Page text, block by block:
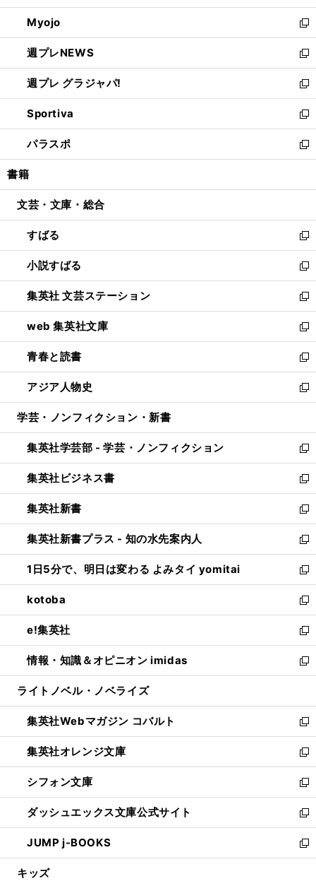
開
く
ウ
で
開
く
ン
ド
ウ
で
開
く
ウ
ィ
ン
ド
ウ
で
開
く
Myojo
新
し
い
ウ
ィ
ン
ド
ウ
で
開
週プレNEWS
新
し
い
ウ
ィ
ン
ド
ウ
開
週プレ グラジャパ!
新
し
い
ウ
ィ
ン
ウ
開
く
Sportiva
新
し
い
ウ
ン
ウ
で
開
く
パラスポ
新
し
ウ
ン
ド
ウ
で
開
く
書籍
文芸・文庫・総合
すばる
新
し
い
ウ
ィ
ン
ド
ウ
で
開
く
小説すばる
新
し
い
ウ
ィ
ン
ド
ウ
で
開
集英社 文芸ステーション
新
し
い
ウ
ィ
ン
ド
ウ
開
く
web 集英社文庫
新
し
い
ウ
ィ
ン
ウ
で
開
く
青春と読書
新
し
い
ウ
ン
ド
ウ
で
開
く
アジア人物史
新
し
ウ
ィ
ン
ド
ウ
で
開
く
学芸・ノンフィクション・新書
集英社学芸部 - 学芸・ノンフィクション
新
し
い
ウ
ィ
ン
ド
ウ
で
開
く
集英社ビジネス書
新
し
い
ウ
ィ
ン
ド
ウ
で
開
く
集英社新書
新
し
い
ウ
ィ
ン
ド
ウ
で
開
く
集英社新書プラス - 知の水先案内人
新
し
い
ウ
ィ
ン
ド
ウ
で
開
1日5分で、明日は変わる よみタイ yomitai
新
し
い
ウ
ィ
ン
ド
ウ
開
く
kotoba
新
し
い
ウ
ィ
ン
ウ
で
開
く
e!集英社
新
し
い
ウ
ン
ド
ウ
で
開
く
情報・知識＆オピニオン imidas
新
し
ウ
ィ
ン
ド
ウ
で
開
く
ライトノベル・ノベライズ
集英社Webマガジン コバルト
新
し
い
ウ
ィ
ン
ド
ウ
で
開
集英社オレンジ文庫
新
し
い
ウ
ィ
ン
ド
ウ
シフォン文庫
新
し
い
ウ
ィ
ン
ダッシュエックス文庫公式サイト
新
し
い
ウ
JUMP j-BOOKS
新
し
キッズ